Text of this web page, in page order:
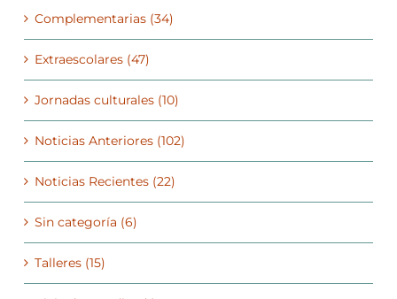
Complementarias (34)
Extraescolares (47)
Jornadas culturales (10)
Noticias Anteriores (102)
Noticias Recientes (22)
Sin categoría (6)
Talleres (15)